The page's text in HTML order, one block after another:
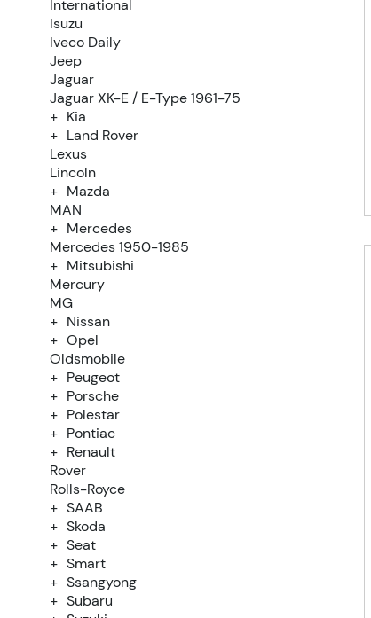
International
Isuzu
Iveco Daily
Jeep
Jaguar
Jaguar XK-E / E-Type 1961-75
Kia
Land Rover
Lexus
Lincoln
Mazda
MAN
Mercedes
Mercedes 1950-1985
Mitsubishi
Mercury
MG
Nissan
Opel
Oldsmobile
Peugeot
Porsche
Polestar
Pontiac
Renault
Rover
Rolls-Royce
SAAB
Skoda
Seat
Smart
Ssangyong
Subaru